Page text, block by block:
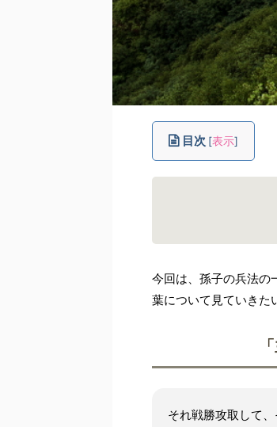
目次 [表示]
今回は、孫子の兵法の
葉について見ていきた
それ戦勝攻取して